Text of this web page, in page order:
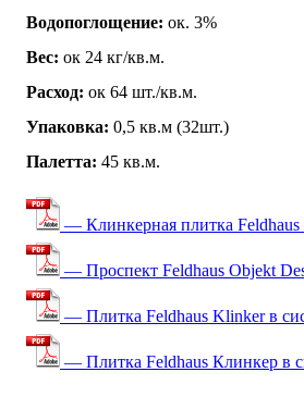
Водопоглощение: ок. 3%
Вес: ок 24 кг/кв.м.
Расход: ок 64 шт./кв.м.
Упаковка: 0,5 кв.м (32шт.)
Палетта: 45 кв.м.
— Клинкерная плитка
— Проспект Feldhaus Objekt
— Плитка Feldhaus Klinker в
— Плитка Feldhaus Клинкер в